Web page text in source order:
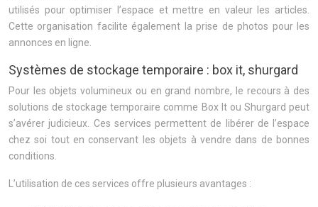
utilisés pour optimiser l’espace et mettre en valeur les articles.
Cette organisation facilite également la prise de photos pour les
annonces en ligne.
Systèmes de stockage temporaire : box it, shurgard
Pour les objets volumineux ou en grand nombre, le recours à des
solutions de stockage temporaire comme Box It ou Shurgard peut
s’avérer judicieux. Ces services permettent de libérer de l’espace
chez soi tout en conservant les objets à vendre dans de bonnes
conditions.
L’utilisation de ces services offre plusieurs avantages :